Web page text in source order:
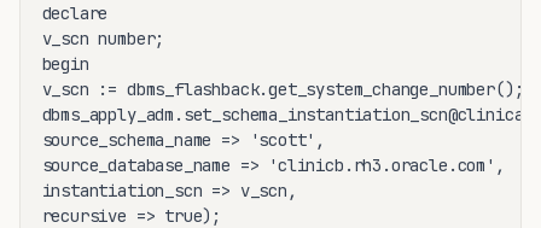
declare
v_scn number;
begin
v_scn := dbms_flashback.get_system_change_number();
source_schema_name => 'scott',
source_database_name => 'clinicb.rh3.oracle.com',
instantiation_scn => v_scn,
recursive => true);